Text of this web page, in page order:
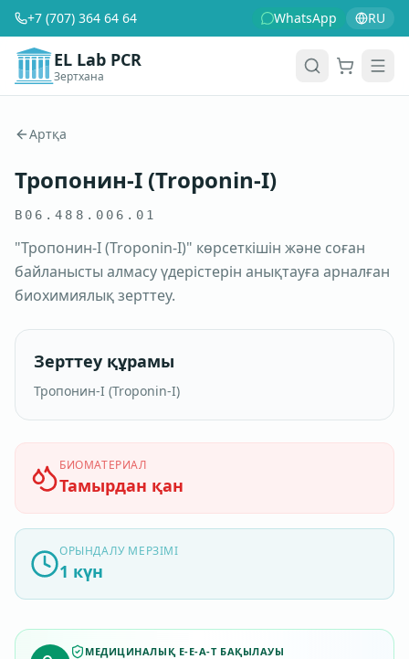
+7 (707) 364 64 64 WhatsApp RU
EL Lab PCR
Зертхана
Артқа
Тропонин-I (Troponin-I)
B06.488.006.01
"Тропонин-I (Troponin-I)" көрсеткішін және соған
байланысты алмасу үдерістерін анықтауға арналған
биохимиялық зерттеу.
Зерттеу құрамы
Тропонин-I (Troponin-I)
БИОМАТЕРИАЛ
Тамырдан қан
ОРЫНДАЛУ МЕРЗІМІ
1 күн
МЕДИЦИНАЛЫҚ E-E-A-T БАҚЫЛАУЫ